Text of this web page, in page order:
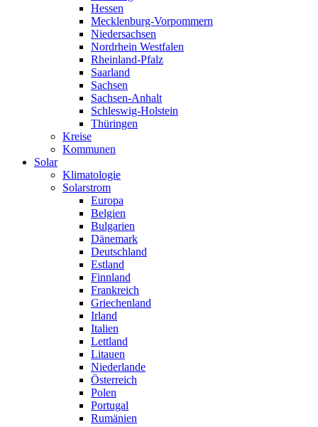
Hessen
Mecklenburg-Vorpommern
Niedersachsen
Nordrhein Westfalen
Rheinland-Pfalz
Saarland
Sachsen
Sachsen-Anhalt
Schleswig-Holstein
Thüringen
Kreise
Kommunen
Solar
Klimatologie
Solarstrom
Europa
Belgien
Bulgarien
Dänemark
Deutschland
Estland
Finnland
Frankreich
Griechenland
Irland
Italien
Lettland
Litauen
Niederlande
Österreich
Polen
Portugal
Rumänien